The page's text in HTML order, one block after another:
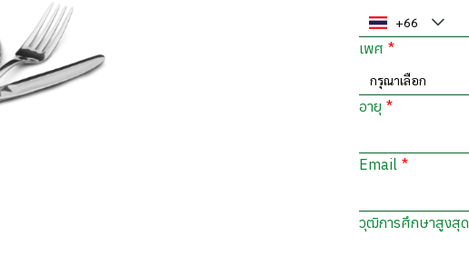
เพศ
กรุณาเลือก
อายุ
Email
วุฒิการศึกษาสูงสุด